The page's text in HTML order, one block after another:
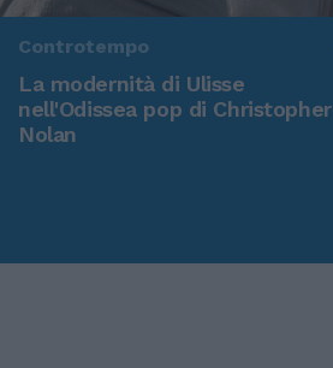
Controtempo
La modernità di Ulisse
nell'Odissea pop di Christopher
Nolan